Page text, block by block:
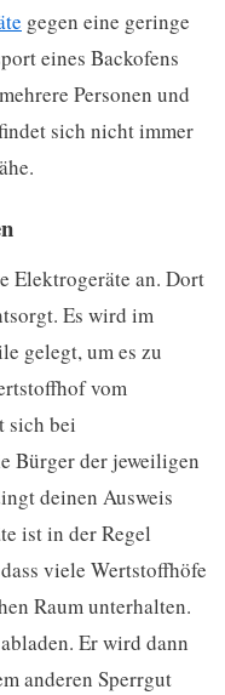
gegen eine geringe
eines Backofens
Personen und
sich nicht immer
Elektrogeräte an. Dort
Es wird im
gelegt, um es zu
vom
sich bei
Bürger der jeweiligen
deinen Ausweis
ist in der Regel
viele Wertstoffhöfe
Raum unterhalten.
Er wird dann
anderen Sperrgut